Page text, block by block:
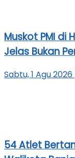
Muskot PMI di
Jelas Bukan
Sabtu, 1 Agu 2026
54 Atlet